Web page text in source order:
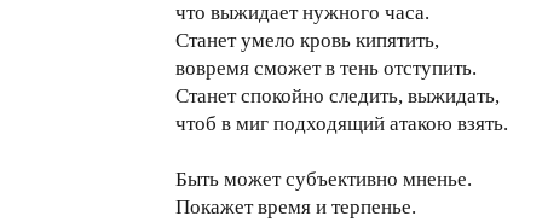
что выжидает нужного часа.
Станет умело кровь кипятить,
вовремя сможет в тень отступить.
Станет спокойно следить, выжидать,
чтоб в миг подходящий атакою взять.
Быть может субъективно мненье.
Покажет время и терпенье.